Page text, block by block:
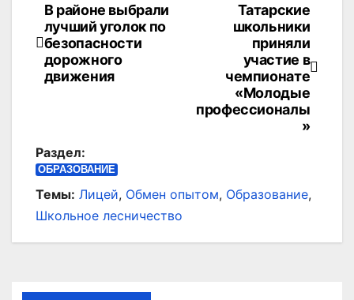
Навигация
по
записям
Татарские
школьники
приняли
участие в
чемпионате
«Молодые
профессионалы
»
В районе выбрали
лучший уголок по
безопасности
дорожного
движения
Раздел:
ОБРАЗОВАНИЕ
Темы: Лицей, Обмен опытом, Образование,
Школьное лесничество